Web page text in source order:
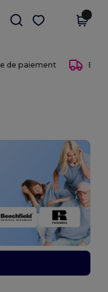
Obtenir l'appli
de paiement